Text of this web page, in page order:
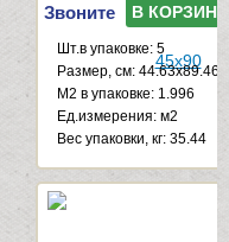
Звоните В КОРЗИНУ
Шт.в упаковке: 5
Размер, см: 44.63x89.46
М2 в упаковке: 1.996
Ед.измерения: м2
Веc упаковки, кг: 35.44